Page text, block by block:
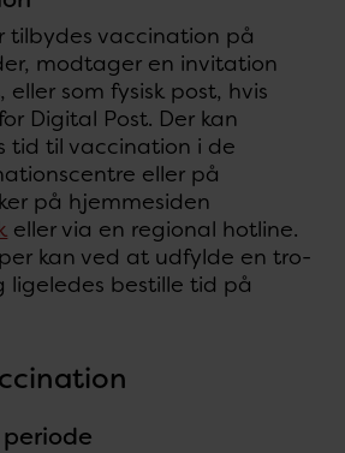
tilbydes vaccination på
modtager en invitation
eller som fysisk post, hvis
Digital Post. Der kan
tid til vaccination i de
eller på
på hjemmesiden
eller via en regional hotline.
kan ved at udfylde en tro-
ligeledes bestille tid på